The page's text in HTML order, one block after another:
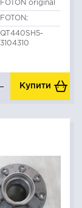
FOTON original
FOTON;
QT440SH5-
3104310
Купити